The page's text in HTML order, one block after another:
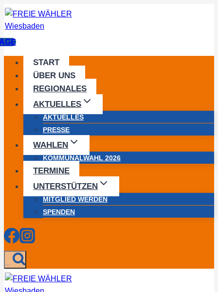
Zum
Inhalt
START
ÜBER UNS
REGIONALES
AKTUELLES
AKTUELLES
PRESSE
WAHLEN
KOMMUNALWAHL 2026
TERMINE
UNTERSTÜTZEN
MITGLIED WERDEN
SPENDEN
...